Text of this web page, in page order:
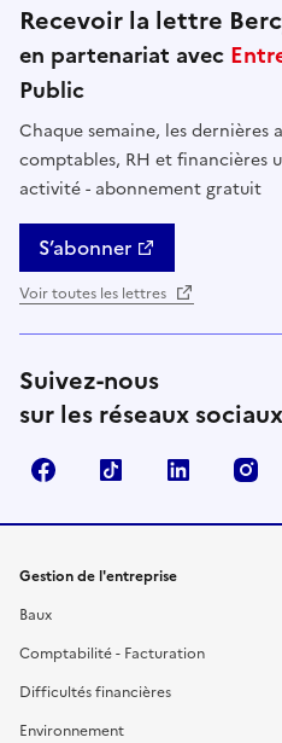
Recevoir la lettre
en partenariat avec
Public
Chaque semaine, les dernières
comptables, RH et financières utiles à la gestion de votre
activité - abonnement gratuit
S’abonner
Voir toutes les lettres
Suivez-nous
sur les réseaux sociaux
FacebookTikTok Linkedin
Gestion de l'entreprise
Baux
Comptabilité - Facturation
Difficultés financières
Environnement